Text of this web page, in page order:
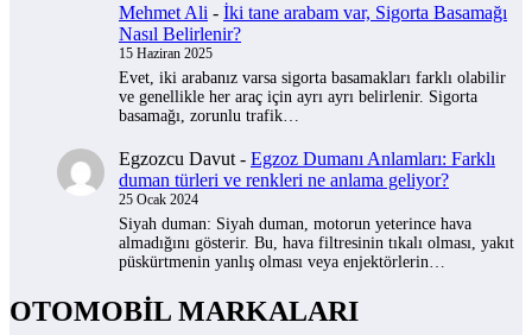
Mehmet Ali - İki tane arabam var, Sigorta Basamağı
Nasıl Belirlenir?
15 Haziran 2025
Evet, iki arabanız varsa sigorta basamakları farklı olabilir
ve genellikle her araç için ayrı ayrı belirlenir. Sigorta
basamağı, zorunlu trafik…
Egzozcu Davut - Egzoz Dumanı Anlamları: Farklı
duman türleri ve renkleri ne anlama geliyor?
25 Ocak 2024
Siyah duman: Siyah duman, motorun yeterince hava
almadığını gösterir. Bu, hava filtresinin tıkalı olması, yakıt
püskürtmenin yanlış olması veya enjektörlerin…
OTOMOBİL MARKALARI